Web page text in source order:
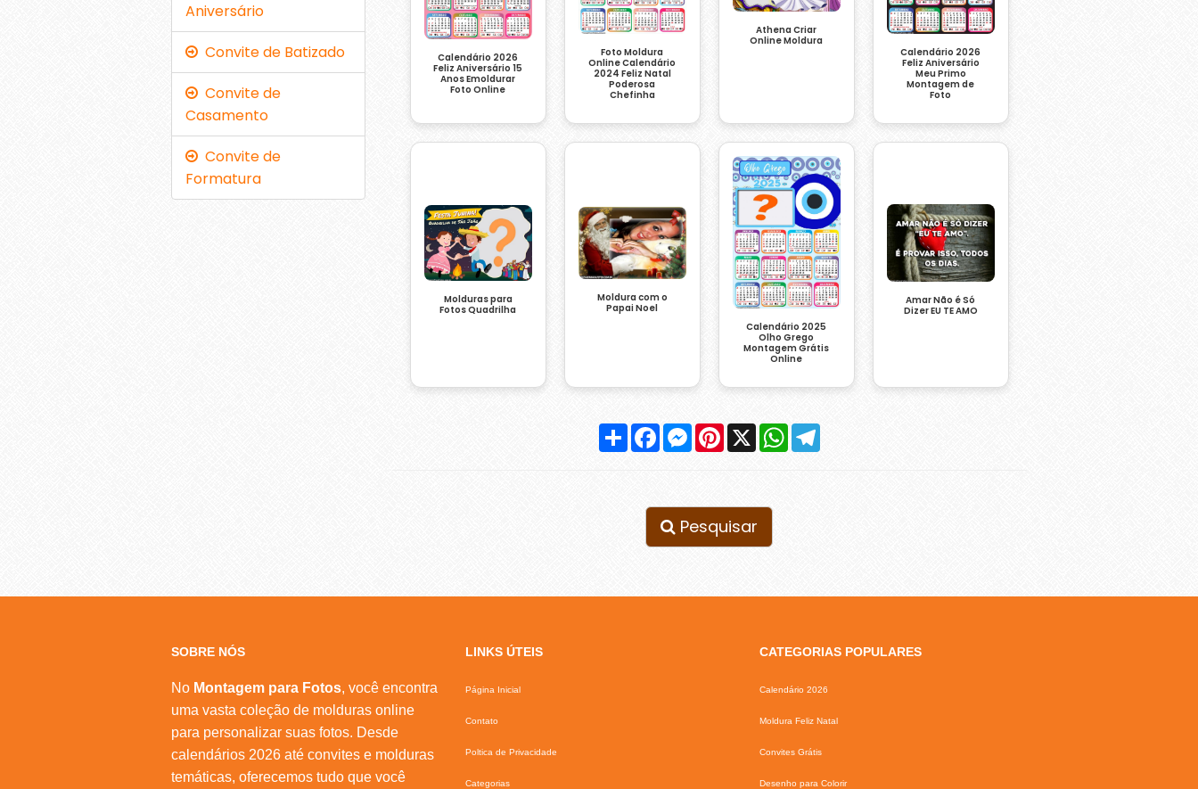
Calendário 2026
Feliz Aniversário 15
Anos Emoldurar
Foto Online
Foto Moldura
Online Calendário
2024 Feliz Natal
Poderosa
Chefinha
Athena Criar
Online Moldura
Calendário 2026
Feliz Aniversário
Meu Primo
Montagem de
Foto
Molduras para
Fotos Quadrilha
Moldura com o
Papai Noel
Calendário 2025
Olho Grego
Montagem Grátis
Online
Amar Não é Só
Dizer EU TE AMO
Compartilhar
FacebookMessenger
Pinterest
X WhatsAppTelegram
Pesquisar
Aniversário
Convite de Batizado
Convite de
Casamento
Convite de
Formatura
SOBRE NÓS
No Montagem para Fotos, você encontra
uma vasta coleção de molduras online
para personalizar suas fotos. Desde
calendários 2026 até convites e molduras
temáticas, oferecemos tudo que você
LINKS ÚTEIS
Página Inicial
Contato
Poltica de Privacidade
Categorias
CATEGORIAS POPULARES
Calendário 2026
Moldura Feliz Natal
Convites Grátis
Desenho para Colorir